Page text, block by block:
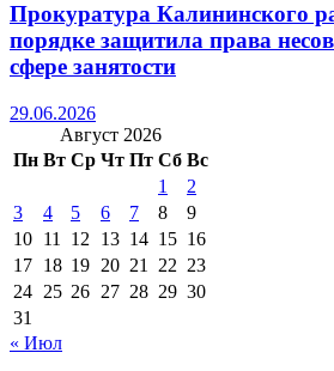
Прокуратура Калининского
порядке защитила права
сфере занятости
29.06.2026
Август 2026
Пн Вт Ср Чт Пт Сб Вс
1
2
3
4 5 6 7 8
9
10 11 12 13 14 15 16
17 18 19 20 21 22 23
24 25 26 27 28 29 30
31
« Июл